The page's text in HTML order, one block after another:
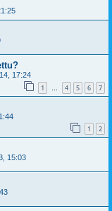
17:24
1 … 4 5 6 7
1 2
15:03